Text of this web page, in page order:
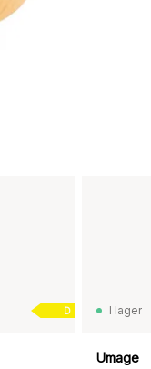
D I lager
Umage